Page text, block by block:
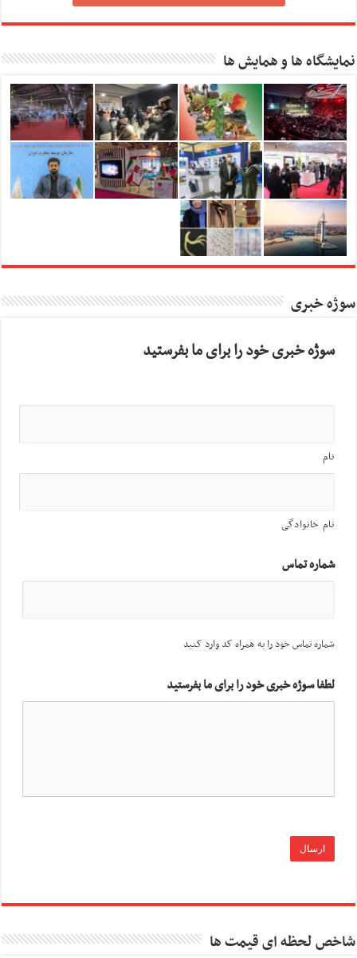
نمایشگاه ها و همایش ها
سوژه خبری
سوژه خبری خود را برای ما بفرستید
نام
نام خانوادگی
شماره تماس
شماره تماس خود را به همراه کد وارد کنید
لطفا سوژه خبری خود را برای ما بفرستید
شاخص لحظه ای قیمت ها